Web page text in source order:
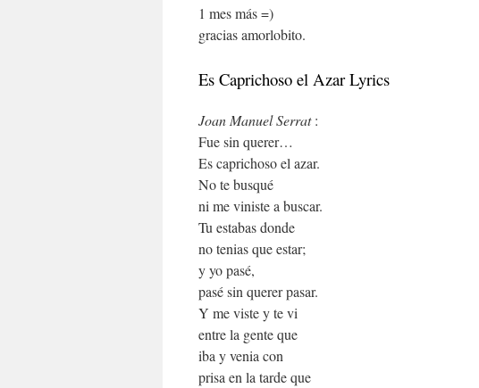
1 mes más =)
gracias amorlobito.
Es Caprichoso el Azar Lyrics
Joan Manuel Serrat:
Fue sin querer…
Es caprichoso el azar.
No te busqué
ni me viniste a buscar.
Tu estabas donde
no tenias que estar;
y yo pasé,
pasé sin querer pasar.
Y me viste y te vi
entre la gente que
iba y venia con
prisa en la tarde que